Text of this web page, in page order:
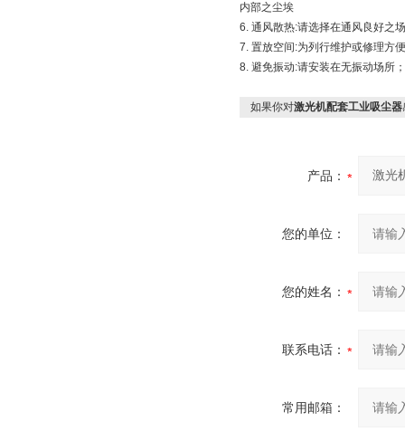
内部之尘埃
6. 通风散热:请选择在通风良好之
7. 置放空间:为列行维护或修理方
8. 避免振动:请安装在无振动场所
如果你对激光机配套工业吸尘器
产品：
您的单位：
您的姓名：
联系电话：
常用邮箱：